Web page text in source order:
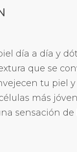
día a día y
que se
tu piel
más
sensación de